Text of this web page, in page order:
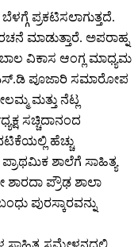
ಪ್ರಕಟಿಸಲಾಗುತ್ತದೆ.
ಮಾಡುತ್ತಾರೆ. ಅಪರಾಹ್ನ
ವಿಕಾಸ ಆಂಗ್ಲ ಮಾಧ್ಯಮ
ಪೂಜಾರಿ ಸಮಾರೋಪ
ಮತ್ತು ನೆಟ್ಲ
ಸಚ್ಚಿದಾನಂದ
ಹೆಚ್ಚು
ಶಾಲೆಗೆ ಸಾಹಿತ್ಯ
ಶಾರದಾ ಪ್ರೌಢ ಶಾಲಾ
ಪುರಸ್ಕಾರವನ್ನು
ಸಮ್ಮೇಳನದಲ್ಲಿ